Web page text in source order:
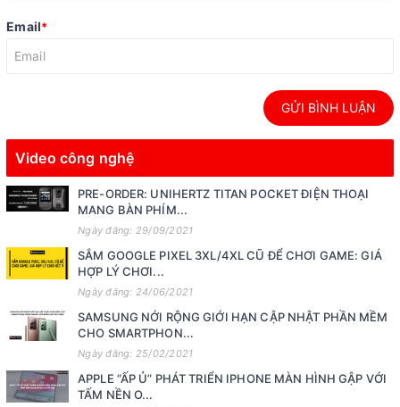
Email*
GỬI BÌNH LUẬN
Video công nghệ
PRE-ORDER: UNIHERTZ TITAN POCKET ĐIỆN THOẠI
MANG BÀN PHÍM...
Ngày đăng: 29/09/2021
SẮM GOOGLE PIXEL 3XL/4XL CŨ ĐỂ CHƠI GAME: GIÁ
HỢP LÝ CHƠI...
Ngày đăng: 24/06/2021
SAMSUNG NỚI RỘNG GIỚI HẠN CẬP NHẬT PHẦN MỀM
CHO SMARTPHON...
Ngày đăng: 25/02/2021
APPLE “ẤP Ủ” PHÁT TRIỂN IPHONE MÀN HÌNH GẬP VỚI
TẤM NỀN O...